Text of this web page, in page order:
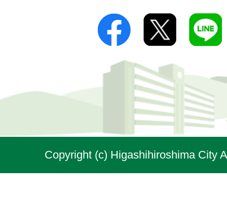
Copyright (c) Higashihiroshima City